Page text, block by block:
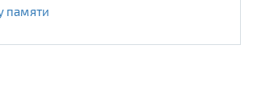
памяти